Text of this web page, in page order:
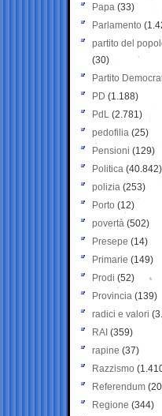
Papa (33)
Parlamento
partito del
(30)
Partito
PD (1.188)
PdL (2.781)
pedofilia (25)
Pensioni (129)
Politica (40.842)
polizia (253)
Porto (12)
povertà (502)
Presepe (14)
Primarie (149)
Prodi (52)
Provincia (139)
radici e valori
RAI (359)
rapine (37)
Razzismo
Referendum
Regione (344)